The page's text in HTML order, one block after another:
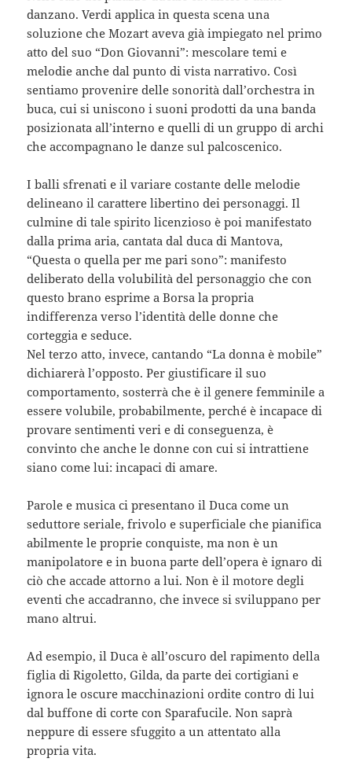
danzano. Verdi applica in questa scena una
soluzione che Mozart aveva già impiegato nel primo
atto del suo “Don Giovanni”: mescolare temi e
melodie anche dal punto di vista narrativo. Così
sentiamo provenire delle sonorità dall’orchestra in
buca, cui si uniscono i suoni prodotti da una banda
posizionata all’interno e quelli di un gruppo di archi
che accompagnano le danze sul palcoscenico.
I balli sfrenati e il variare costante delle melodie
delineano il carattere libertino dei personaggi. Il
culmine di tale spirito licenzioso è poi manifestato
dalla prima aria, cantata dal duca di Mantova,
“Questa o quella per me pari sono”: manifesto
deliberato della volubilità del personaggio che con
questo brano esprime a Borsa la propria
indifferenza verso l’identità delle donne che
corteggia e seduce.
Nel terzo atto, invece, cantando “La donna è mobile”
dichiarerà l’opposto. Per giustificare il suo
comportamento, sosterrà che è il genere femminile a
essere volubile, probabilmente, perché è incapace di
provare sentimenti veri e di conseguenza, è
convinto che anche le donne con cui si intrattiene
siano come lui: incapaci di amare.
Parole e musica ci presentano il Duca come un
seduttore seriale, frivolo e superficiale che pianifica
abilmente le proprie conquiste, ma non è un
manipolatore e in buona parte dell’opera è ignaro di
ciò che accade attorno a lui. Non è il motore degli
eventi che accadranno, che invece si sviluppano per
mano altrui.
Ad esempio, il Duca è all’oscuro del rapimento della
figlia di Rigoletto, Gilda, da parte dei cortigiani e
ignora le oscure macchinazioni ordite contro di lui
dal buffone di corte con Sparafucile. Non saprà
neppure di essere sfuggito a un attentato alla
propria vita.